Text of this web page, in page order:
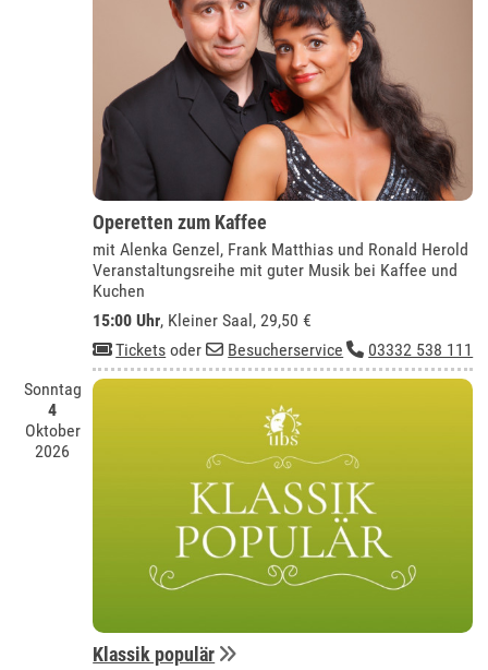
Operetten zum Kaffee
mit Alenka Genzel, Frank Matthias und Ronald Herold
Veranstaltungsreihe mit guter Musik bei Kaffee und
Kuchen
15:00 Uhr, Kleiner Saal, 29,50 €
Tickets oder Besucherservice
03332 538 111
Sonntag
4
Oktober
2026
Klassik populär